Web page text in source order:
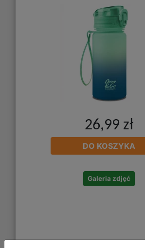
26,99 zł
DO KOSZYKA
Galeria zdjęć